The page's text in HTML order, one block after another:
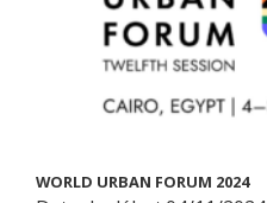
WORLD URBAN FORUM 2024